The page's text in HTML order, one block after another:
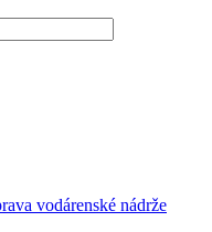
vodárenské nádrže